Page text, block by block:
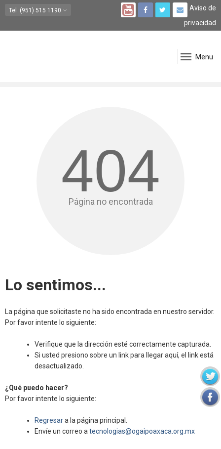
Tel :(951) 515 1190
Aviso de
privacidad
Menu
404
Página no encontrada
Lo sentimos...
La página que solicitaste no ha sido encontrada en nuestro servidor.
Por favor intente lo siguiente:
Verifique que la dirección esté correctamente capturada.
Si usted presiono sobre un link para llegar aquí, el link está
desactualizado.
¿Qué puedo hacer?
Por favor intente lo siguiente:
Regresara la página principal.
Envíe un correo a tecnologias@ogaipoaxaca.org.mx